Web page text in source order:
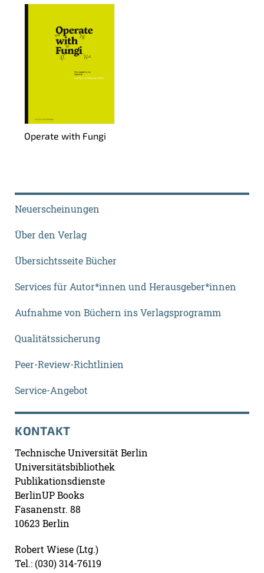
Ope­ra­te with Fungi
Neuerscheinungen
Über den Verlag
Übersichtsseite Bücher
Services für Autor*innen und Herausgeber*innen
Aufnahme von Büchern ins Verlagsprogramm
Qualitätssicherung
Peer-Review-Richtlinien
Service-Angebot
KONTAKT
Technische Universität Berlin
Universitätsbibliothek
Publikationsdienste
BerlinUP Books
Fasanenstr. 88
10623 Berlin
Robert Wiese (Ltg.)
Tel.: (030) 314-76119